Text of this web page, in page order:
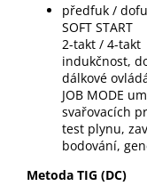
předfuk /
SOFT START
2-takt / 4-takt
indukčnost,
dálkové
JOB MODE
svařovacích
test plynu,
bodování,
Metoda TIG (DC)